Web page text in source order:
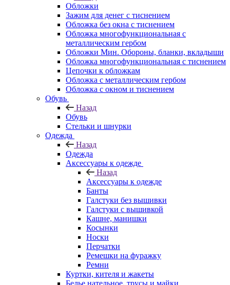
Обложки
Зажим для денег с тиснением
Обложка без окна с тиснением
Обложка многофункциональная с
металлическим гербом
Обложки Мин. Обороны, бланки, вкладыши
Обложка многофункциональная с тиснением
Цепочки к обложкам
Обложка с металлическим гербом
Обложка с окном и тиснением
Обувь
Назад
Обувь
Стельки и шнурки
Одежда
Назад
Одежда
Аксессуары к одежде
Назад
Аксессуары к одежде
Банты
Галстуки без вышивки
Галстуки с вышивкой
Кашне, манишки
Косынки
Носки
Перчатки
Ремешки на фуражку
Ремни
Куртки, кителя и жакеты
Белье нательное, трусы и майки